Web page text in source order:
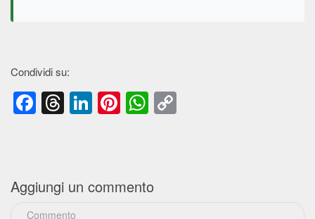
Condividi su:
Facebook
Threads
LinkedIn
Pinterest
WhatsApp
Aggiungi un commento